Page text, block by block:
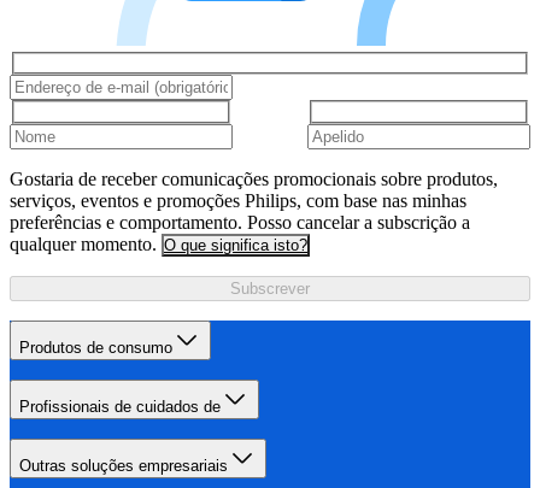
Gostaria de receber comunicações promocionais sobre produtos,
serviços, eventos e promoções Philips, com base nas minhas
preferências e comportamento. Posso cancelar a subscrição a
qualquer momento. O que significa isto?
Subscrever
Produtos de consumo
Profissionais de cuidados de
Outras soluções empresariais